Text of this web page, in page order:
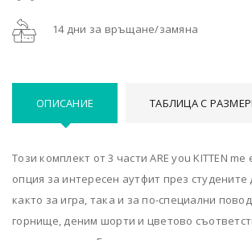
14 дни за връщане/замяна
ОПИСАНИЕ ТАБЛИЦА С
Този комплект от 3 части ARE you KITTEN me
опция за интересен аутфит през
както за игра, така и за по-специални
горнище, деним шорти и цветово